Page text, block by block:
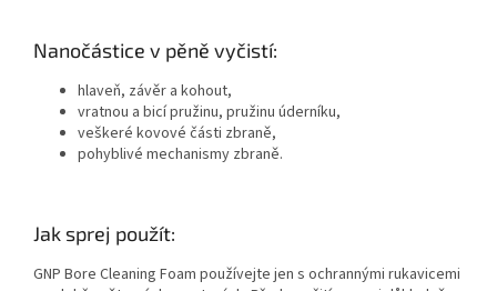
Nanočástice v pěně vyčistí:
hlaveň, závěr a kohout,
vratnou a bicí pružinu, pružinu úderníku,
veškeré kovové části zbraně,
pohyblivé mechanismy zbraně.
Jak sprej použít:
GNP Bore Cleaning Foam používejte jen s ochrannými rukavicemi